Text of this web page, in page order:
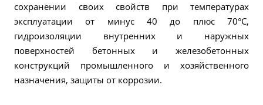
сохранении своих свойств при температурах
эксплуатации от минус 40 до плюс 70°С,
гидроизоляции внутренних и наружных
поверхностей бетонных и железобетонных
конструкций промышленного и хозяйственного
назначения, защиты от коррозии.